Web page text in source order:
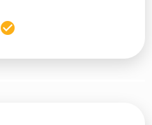
check_circle